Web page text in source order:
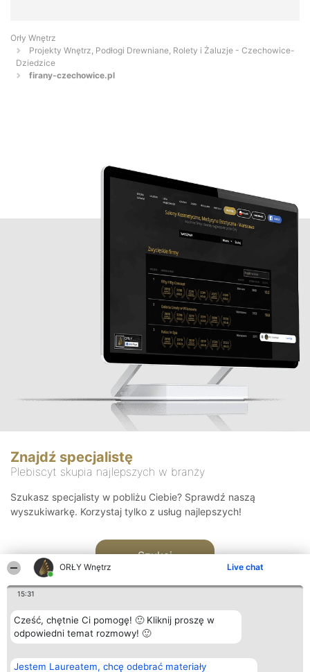
ORŁY Wnętrz Live chat
15:31
Cześć, chętnie Ci pomogę! 🙂 Kliknij proszę w
odpowiedni temat rozmowy! 🙂
Jestem Laureatem, chcę odebrać materiały
Orły Wnętrz
Projekty Wnętrz, Podłogi Drewniane, Rolety i Żaluzje - Czechowice-
Dziedzice
firany-czechowice.pl
Znajdź specjalistę
Plebiscyt skupia najlepszych w branży
Szukasz specjalisty w pobliżu Ciebie? Sprawdź naszą
wyszukiwarkę. Korzystaj tylko z usług najlepszych!
Szukaj
Organizator plebiscytu
Bright Side Solutions sp. z o.
Plebiscyt
Laureaci
Kontakt
Kontakt